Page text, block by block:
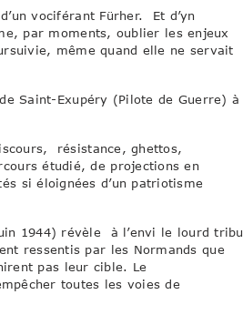
vociférant Fürher. Et d’yn
par moments, oublier les enjeux
même quand elle ne servait
Saint-Exupéry (Pilote de Guerre) à
résistance, ghettos,
étudié, de projections en
si éloignées d’un patriotisme
1944) révèle à l’envi le lourd tribu
ressentis par les Normands que
pas leur cible. Le
toutes les voies de